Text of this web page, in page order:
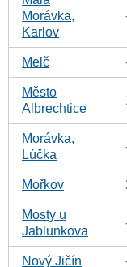
Morávka,
Karlov
Melč
Město
Albrechtice
Morávka,
Lúčka
Mořkov
Mosty u
Jablunkova
Nový Jičín